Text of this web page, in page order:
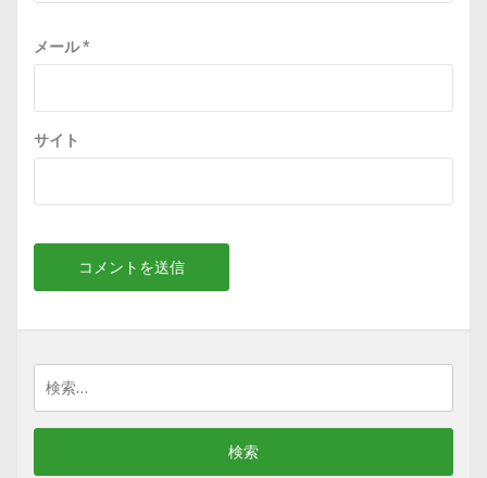
メール*
サイト
索: